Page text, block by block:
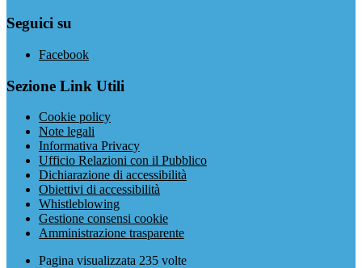
Seguici su
Facebook
Sezione Link Utili
Cookie policy
Note legali
Informativa Privacy
Ufficio Relazioni con il Pubblico
Dichiarazione di accessibilità
Obiettivi di accessibilità
Whistleblowing
Gestione consensi cookie
Amministrazione trasparente
Pagina visualizzata 235 volte